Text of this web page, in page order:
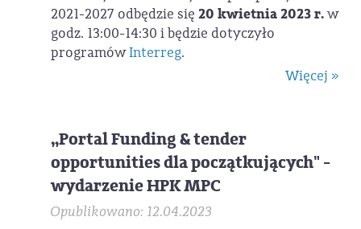
2021-2027 odbędzie się 20 kwietnia 2023 r.w
godz. 13:00-14:30 i będzie dotyczyło
programówInterreg.
Więcej »
„Portal Funding & tender
opportunities dla początkujących" -
wydarzenie HPK MPC
Opublikowano: 12.04.2023